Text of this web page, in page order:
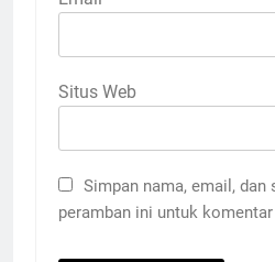
Situs Web
Simpan nama, email, dan
peramban ini untuk